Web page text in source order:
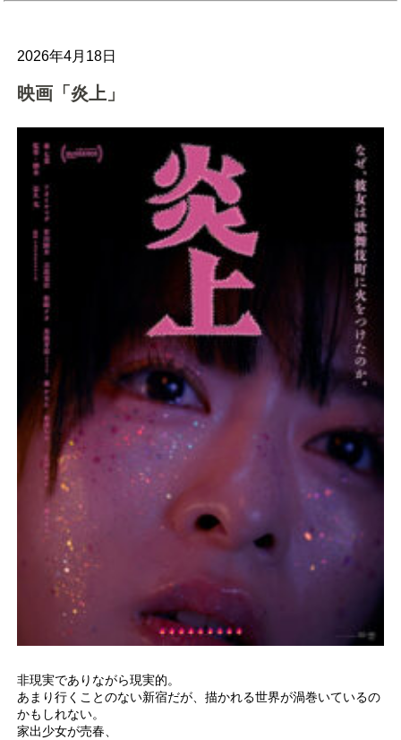
2026年4月18日
映画「炎上」
非現実でありながら現実的。
あまり行くことのない新宿だが、描かれる世界が渦巻いているの
かもしれない。
家出少女が売春、